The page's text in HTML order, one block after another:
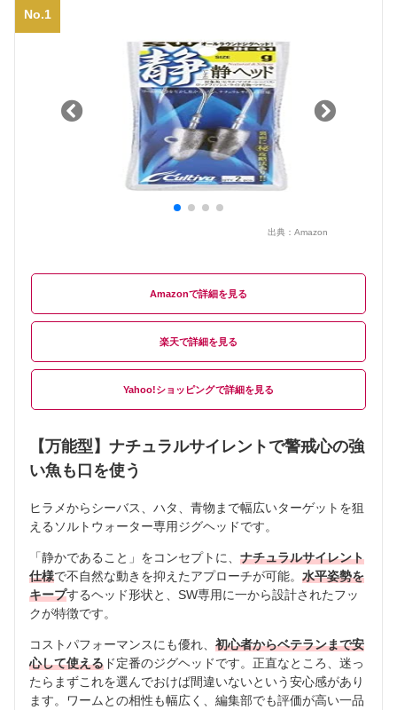
No.1
出典： Amazon
Amazon
楽天
Yahoo!ショッピング
【万能型】ナチュラルサイレントで警戒心の強
い魚も口を使う
ヒラメからシーバス、ハタ、青物まで幅広いターゲットを狙
えるソルトウォーター専用ジグヘッドです。
「静かであること」をコンセプトに、 ナチュラルサイレント
仕様で不自然な動きを抑えたアプローチが可能。 水平姿勢を
キープするヘッド形状と、SW専用に一から設計されたフッ
クが特徴です。
コストパフォーマンスにも優れ、 初心者からベテランまで安
心して使える ド定番のジグヘッドです。正直なところ、迷っ
たらまずこれを選んでおけば間違いないという安心感があり
ます。ワームとの相性も幅広く、編集部でも評価が高い一品